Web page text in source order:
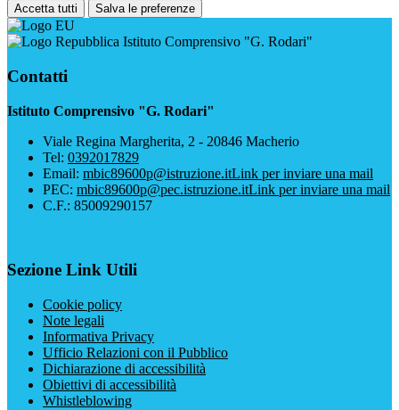
Accetta tutti Salva le preferenze
Istituto Comprensivo "G. Rodari"
Contatti
Istituto Comprensivo "G. Rodari"
Viale Regina Margherita, 2 - 20846 Macherio
Tel: 0392017829
Email: mbic89600p@istruzione.itLink per inviare una mail
PEC: mbic89600p@pec.istruzione.itLink per inviare una mail
C.F.: 85009290157
Sezione Link Utili
Cookie policy
Note legali
Informativa Privacy
Ufficio Relazioni con il Pubblico
Dichiarazione di accessibilità
Obiettivi di accessibilità
Whistleblowing